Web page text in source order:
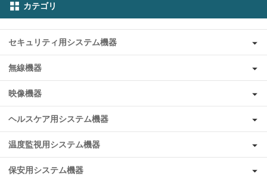
カテゴリ
セキュリティ用システム機器
無線機器
映像機器
ヘルスケア用システム機器
温度監視用システム機器
保安用システム機器